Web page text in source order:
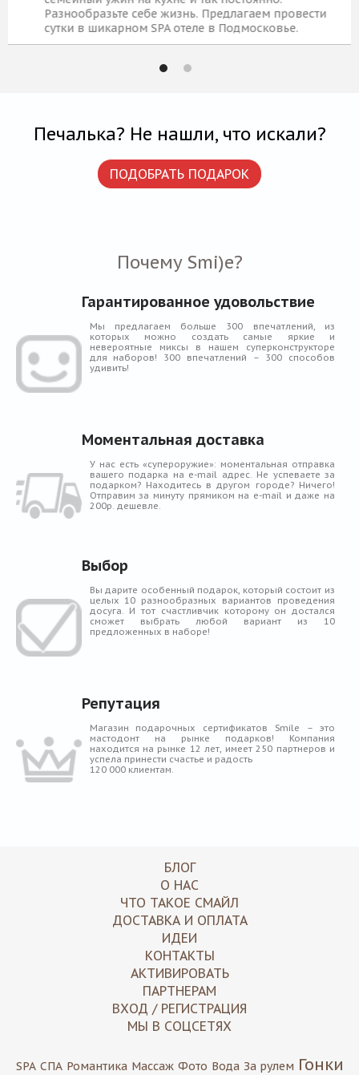
Разнообразьте себе жизнь. Предлагаем провести
сутки в шикарном SPA отеле в Подмосковье.
Печалька? Не нашли, что искали?
ПОДОБРАТЬ ПОДАРОК
Почему Smi)e?
Гарантированное удовольствие
Мы предлагаем больше 300 впечатлений, из
которых можно создать самые яркие и
невероятные миксы в нашем суперконструкторе
для наборов! 300 впечатлений – 300 способов
удивить!
Моментальная доставка
У нас есть «супероружие»: моментальная отправка
вашего подарка на e-mail адрес. Не успеваете за
подарком? Находитесь в другом городе? Ничего!
Отправим за минуту прямиком на e-mail и даже на
200р. дешевле.
Выбор
Вы дарите особенный подарок, который состоит из
целых 10 разнообразных вариантов проведения
досуга. И тот счастливчик которому он достался
сможет выбрать любой вариант из 10
предложенных в наборе!
Репутация
Магазин подарочных сертификатов Smile – это
мастодонт на рынке подарков! Компания
находится на рынке 12 лет, имеет 250 партнеров и
успела принести счастье и радость
120 000 клиентам.
БЛОГ
О НАС
ЧТО ТАКОЕ СМАЙЛ
ДОСТАВКА И ОПЛАТА
ИДЕИ
КОНТАКТЫ
АКТИВИРОВАТЬ
ПАРТНЕРАМ
ВХОД / РЕГИСТРАЦИЯ
МЫ В СОЦСЕТЯХ
SPA СПА Романтика Массаж Фото Вода За рулем Гонки